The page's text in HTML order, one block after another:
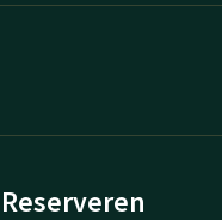
Reserveren